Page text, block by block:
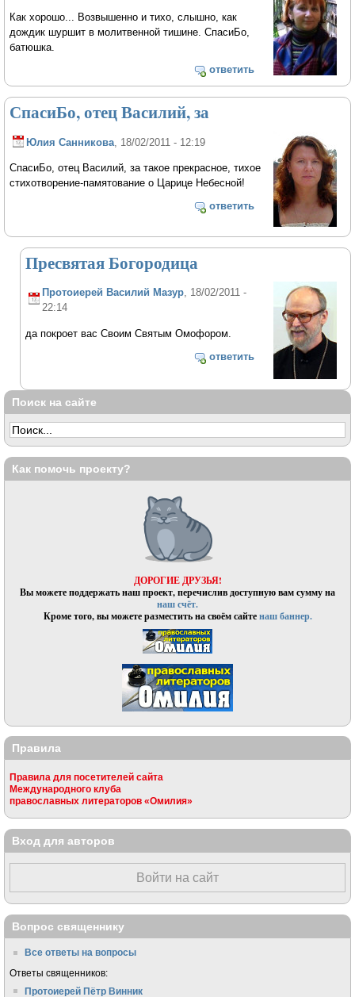
Как хорошо... Возвышенно и тихо, слышно, как
дождик шуршит в молитвенной тишине. СпасиБо,
батюшка.
ответить
СпасиБо, отец Василий, за
Юлия Санникова , 18/02/2011 - 12:19
СпасиБо, отец Василий, за такое прекрасное, тихое
стихотворение-памятование о Царице Небесной!
ответить
Пресвятая Богородица
Протоиерей Василий Мазур, 18/02/2011 -
22:14
да покроет вас Своим Святым Омофором.
ответить
Поиск на сайте
Как помочь проекту?
ДОРОГИЕ ДРУЗЬЯ!
Вы можете поддержать наш проект, перечислив доступную вам сумму на
наш счёт.
Кроме того, вы можете разместить на своём сайтенаш баннер.
Правила
Правила для посетителей сайта
Международного клуба
православных литераторов «Омилия»
Вход для авторов
Войти на сайт
Вопрос священнику
Все ответы на вопросы
Ответы священников:
Протоиерей Пётр Винник